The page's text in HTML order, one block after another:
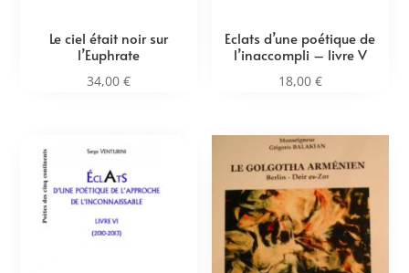
Le ciel était noir sur
l’Euphrate
34,00€
Eclats d’une poétique de
l’inaccompli – livre V
18,00 €